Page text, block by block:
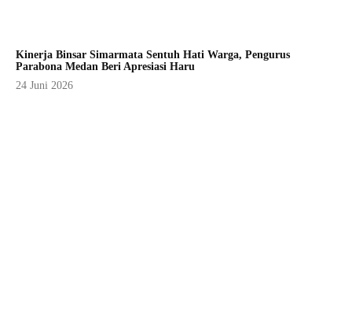
Kinerja Binsar Simarmata Sentuh Hati Warga, Pengurus
Parabona Medan Beri Apresiasi Haru
24 Juni 2026